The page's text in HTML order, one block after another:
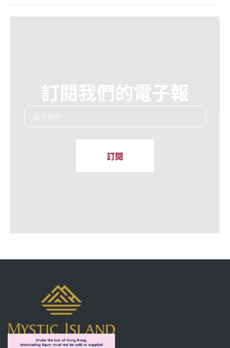
訂閱我們的電子報
訂閱